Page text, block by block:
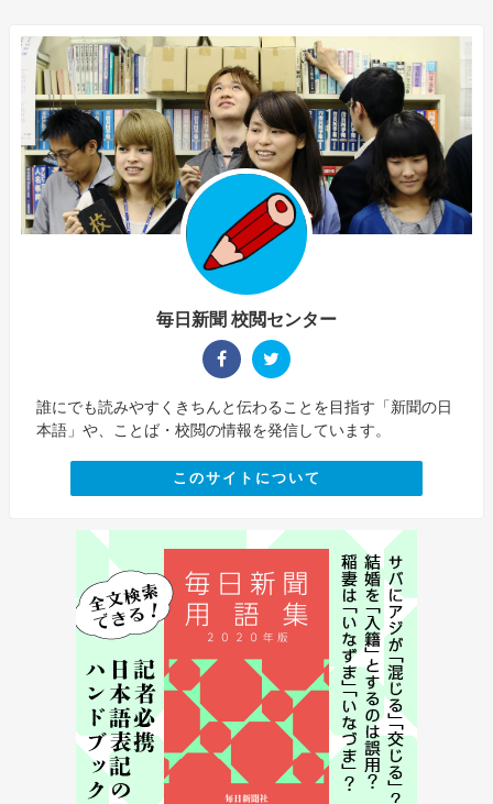
毎日新聞 校閲センター
誰にでも読みやすくきちんと伝わることを目指す「新聞の日
本語」や、ことば・校閲の情報を発信しています。
このサイトについて